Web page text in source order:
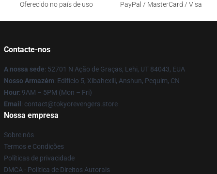
Oferecido no país de uso
PayPal / MasterCard / Visa
Contacte-nos
A nossa sede: 52701 N Ação de Graças, Lehi, UT 84043, EUA
Nosso Armazém: Edifício 5, Xibahexili, Anshun, Pequim, CN
Hour: 9AM – 5PM (Mon – Fri)
Email : contact@tokyorevengers.store
Nossa empresa
Sobre nós
Termos e Condições
Políticas de privacidade
DMCA - Política de Direitos Autorais